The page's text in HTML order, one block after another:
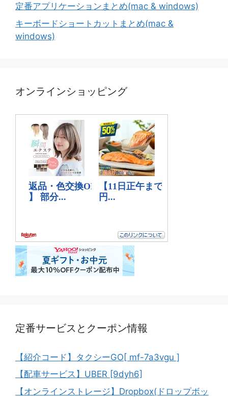
定番アプリケーションまとめ(mac & windows)
キーボードショートカットまとめ(mac &
windows)
オンラインショッピング
定番サービスとクーポン情報
【紹介コード】タクシーGO[ mf-7a3vgu ]
【配車サービス】UBER [9dyh6]
【オンラインストレージ】Dropbox(ドロップボッ